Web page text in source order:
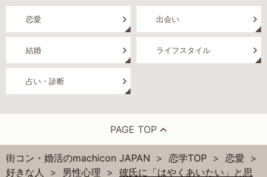
恋愛 出会い
結婚 ライフスタイル
占い・診断
PAGE TOP
街コン・婚活のmachicon JAPAN 恋学TOP
恋愛
好きな人
男性心理 彼氏に「はやくあいたい」と思